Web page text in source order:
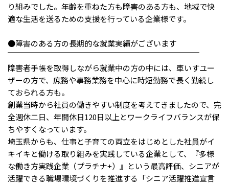
り組みでした。年齢を重ねた方も障害のある方も、地域で快
適な生活を送るための支援を行っている企業様です。
●障害のある方の長期的な就業実績がございます
￣￣￣￣￣￣￣￣￣￣￣￣￣￣￣￣￣￣￣￣￣￣￣￣￣
障害者手帳を取得しながら就業中の方の中には、車いすユー
ザーの方で、庶務や事務業務を中心に時短勤務で長く勤続し
ておられる方も。
創業当時から社員の働きやすい制度を考えてきましたので、完
全週休二日、年間休日120日以上とワークライフバランスが保
ちやすくなっています。
埼玉県からも、仕事と子育ての両立をはじめとした社員がイ
キイキと働ける取り組みを実践している企業として、『多様
な働き方実践企業（プラチナ+）』という最高評価、シニアが
活躍できる職場環境づくりを推進する「シニア活躍推進宣言